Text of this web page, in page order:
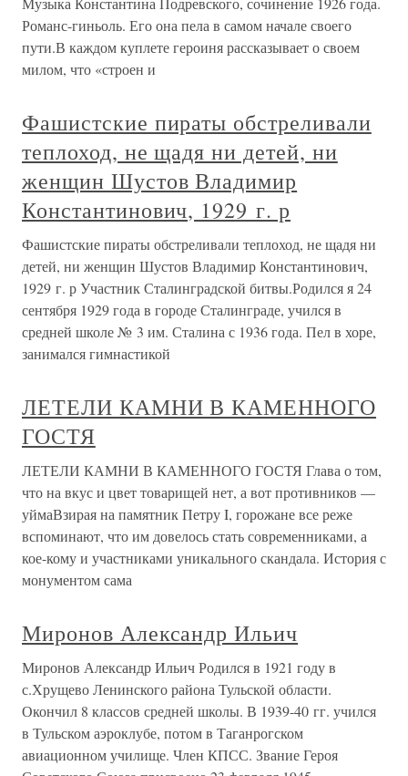
Романс-гиньоль. Его она пела в самом начале своего
пути.В каждом куплете героиня рассказывает о своем
милом, что «строен и
Фашистские пираты обстреливали
теплоход, не щадя ни детей, ни
женщин Шустов Владимир
Константинович, 1929 г. р
Фашистские пираты обстреливали теплоход, не щадя ни
детей, ни женщин Шустов Владимир Константинович,
1929 г. р Участник Сталинградской битвы.Родился я 24
сентября 1929 года в городе Сталинграде, учился в
средней школе № 3 им. Сталина с 1936 года. Пел в хоре,
занимался гимнастикой
ЛЕТЕЛИ КАМНИ В КАМЕННОГО
ГОСТЯ
ЛЕТЕЛИ КАМНИ В КАМЕННОГО ГОСТЯ Глава о том,
что на вкус и цвет товарищей нет, а вот противников —
уймаВзирая на памятник Петру I, горожане все реже
вспоминают, что им довелось стать современниками, а
кое-кому и участниками уникального скандала. История с
монументом сама
Миронов Александр Ильич
Миронов Александр Ильич Родился в 1921 году в
с.Хрущево Ленинского района Тульской области.
Окончил 8 классов средней школы. В 1939-40 гг. учился
в Тульском аэроклубе, потом в Таганрогском
авиационном училище. Член КПСС. Звание Героя